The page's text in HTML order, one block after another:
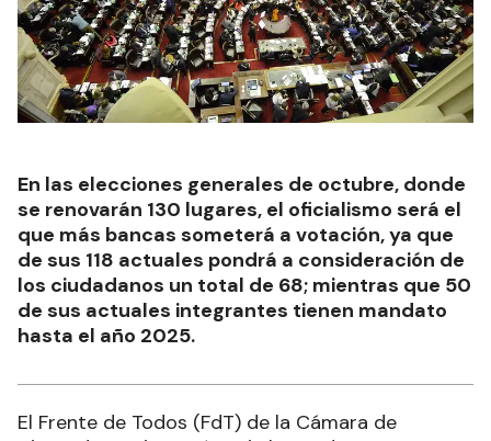
En las elecciones generales de octubre, donde
se renovarán 130 lugares, el oficialismo será el
que más bancas someterá a votación, ya que
de sus 118 actuales pondrá a consideración de
los ciudadanos un total de 68; mientras que 50
de sus actuales integrantes tienen mandato
hasta el año 2025.
El Frente de Todos (FdT) de la Cámara de